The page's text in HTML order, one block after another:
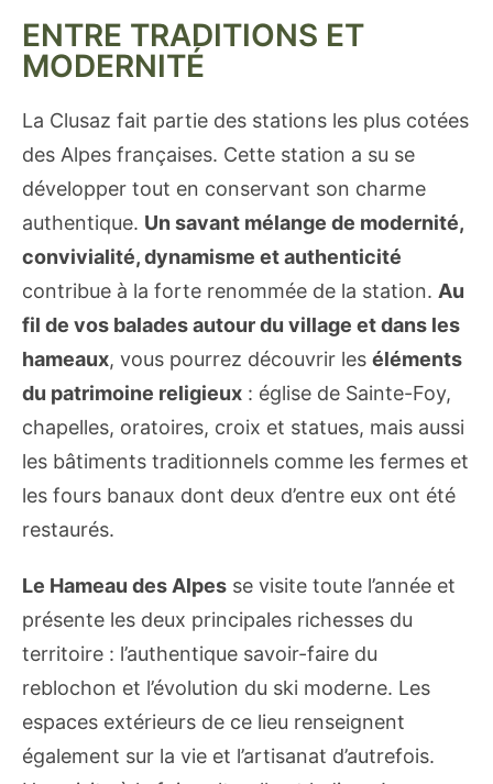
ENTRE TRADITIONS ET
MODERNITÉ
La Clusaz fait partie des stations les plus cotées
des Alpes françaises. Cette station a su se
développer tout en conservant son charme
authentique. Un savant mélange de modernité,
convivialité, dynamisme et authenticité
contribue à la forte renommée de la station. Au
fil de vos balades autour du village et dans les
hameaux, vous pourrez découvrir les éléments
du patrimoine religieux : église de Sainte-Foy,
chapelles, oratoires, croix et statues, mais aussi
les bâtiments traditionnels comme les fermes et
les fours banaux dont deux d’entre eux ont été
restaurés.
Le Hameau des Alpes se visite toute l’année et
présente les deux principales richesses du
territoire : l’authentique savoir-faire du
reblochon et l’évolution du ski moderne. Les
espaces extérieurs de ce lieu renseignent
également sur la vie et l’artisanat d’autrefois.